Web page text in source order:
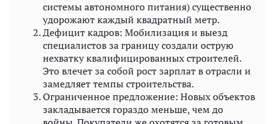
системы автономного питания) существенно
удорожают каждый квадратный метр.
Дефицит кадров: Мобилизация и выезд
специалистов за границу создали острую
нехватку квалифицированных строителей.
Это влечет за собой рост зарплат в отрасли и
замедляет темпы строительства.
Ограниченное предложение: Новых объектов
закладывается гораздо меньше, чем до